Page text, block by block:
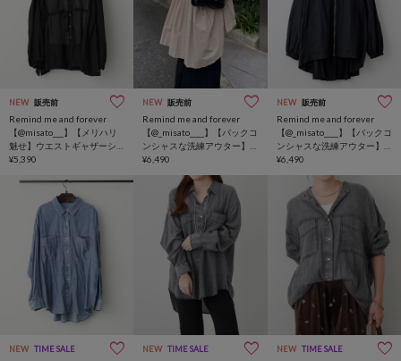
NEW 販売前
Remind me and forever
【@misato___】【メリハリ
魅せ】ウエストギャザーシ
アーチュニック＋インナー
¥5,390
NEW 販売前
Remind me and forever
【@_misato____】【バックコ
ンシャスな洗練アウター】
後ろプリーツライトブルゾ
¥6,490
NEW 販売前
Remind me and forever
【@_misato____】【バックコ
ンシャスな洗練アウター】
後ろプリーツライトブルゾ
¥6,490
NEW TIME SALE NEW TIME SALE NEW TIME SALE